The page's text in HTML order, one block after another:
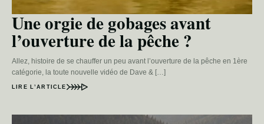
Une orgie de gobages avant
l’ouverture de la pêche ?
Allez, histoire de se chauffer un peu avant l’ouverture de la pêche en 1ère
catégorie, la toute nouvelle vidéo de Dave & […]
LIRE L’ARTICLE